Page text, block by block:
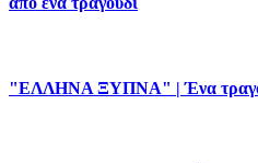
"ΕΛΛΗΝΑ ΞΥΠΝΑ" | Ένα